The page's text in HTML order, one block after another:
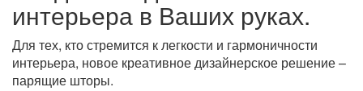
интерьера в Ваших руках.
Для тех, кто стремится к легкости и гармоничности
интерьера, новое креативное дизайнерское решение –
парящие шторы.